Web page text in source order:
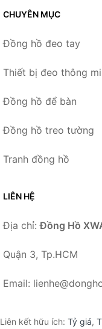
CHUYÊN MỤC
Đồng hồ đeo tay
Thiết bị đeo thông
Đồng hồ để bàn
Đồng hồ treo tường
Tranh đồng hồ
LIÊN HỆ
Địa chỉ:Đồng Hồ
Quận 3, Tp.HCM
Email:
Liên kết hữu ích: Tỷ giá,